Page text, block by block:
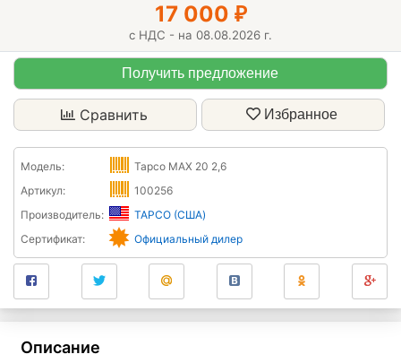
17 000 ₽
с НДС - на 08.08.2026 г.
Получить предложение
Сравнить Избранное
Модель:
Tapco MAX 20 2,6
Артикул:
100256
Производитель:
TAPCO (США)
Сертификат:
Официальный дилер
Описание